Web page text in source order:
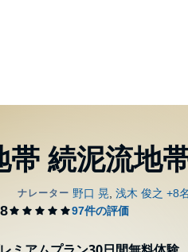
帯 続泥流地